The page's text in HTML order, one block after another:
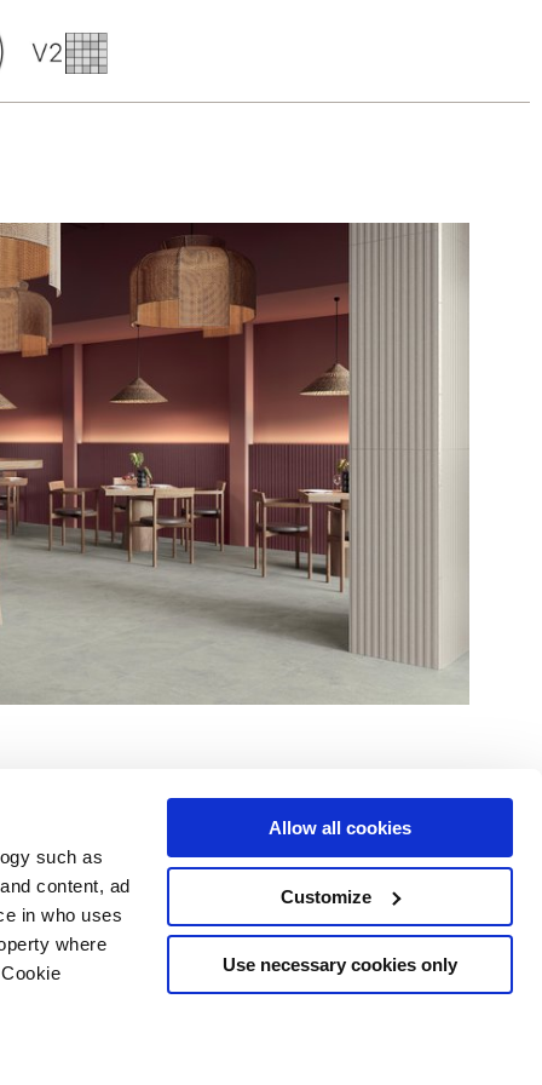
such as
content, ad
in who uses
where
Allow all cookies
Customize
Use necessary cookies only
Услуги
Зона загрузки
Территория профессионалов